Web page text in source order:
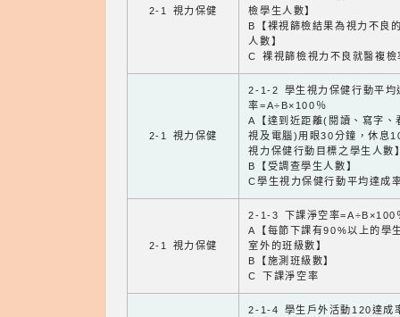
2-1 視力保健
檢學生人數】
B【裸視篩檢結果為視力不良
人數】
C 裸視篩檢視力不良就醫複檢
2-1 視力保健
2-1-2 學生視力保健行動平均
率=A÷B×100％
A【達到近距離(閱讀、寫字、
視及電腦)用眼30分鐘，休息
視力保健行動目標之學生人數
B【受調查學生人數】
C學生視力保健行動平均達成
2-1 視力保健
2-1-3 下課淨空率=A÷B×100
A【每節下課有90%以上的學
室外的班級數】
B【施測班級數】
C 下課淨空率
2-1-4 學生戶外活動120達成